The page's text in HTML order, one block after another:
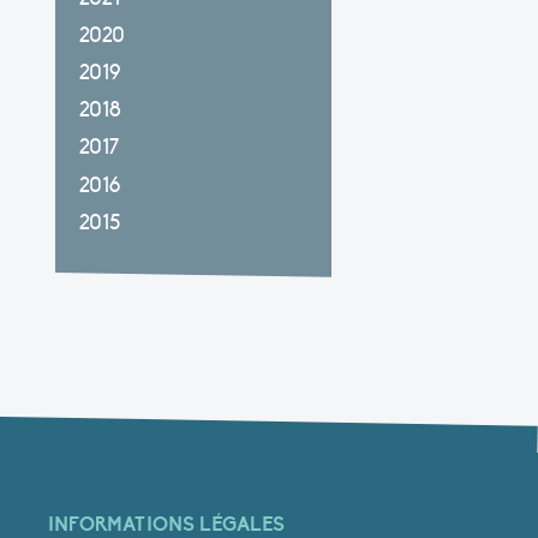
2020
2019
2018
2017
2016
2015
INFORMATIONS LÉGALES